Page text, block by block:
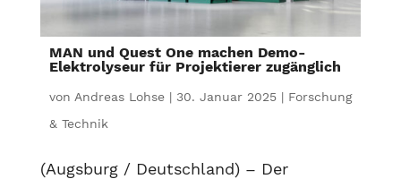
MAN und Quest One machen Demo-
Elektrolyseur für Projektierer zugänglich
von Andreas Lohse| 30. Januar 2025| Forschung
& Technik
(Augsburg / Deutschland) – Der